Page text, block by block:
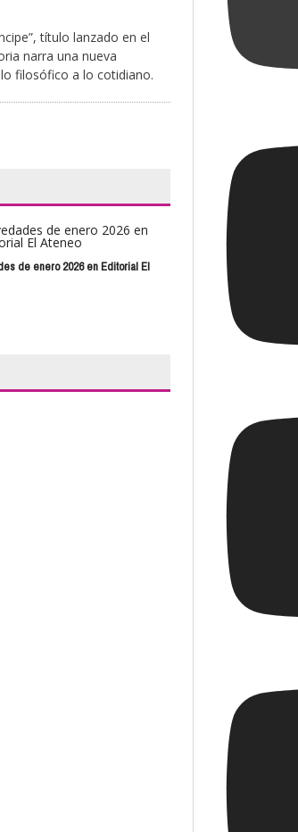
título lanzado en el
narra una nueva
filosófico a lo cotidiano.
de enero 2026 en Editorial El
Presentación de la
poéticas – Libro:
Sepúlveda por